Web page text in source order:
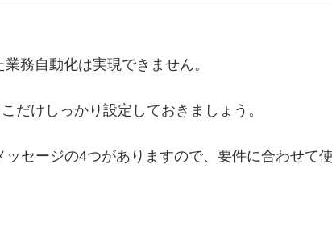
務自動化は実現できません。
だけしっかり設定しておきましょう。
セージの4つがありますので、要件に合わせて